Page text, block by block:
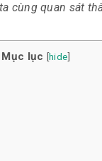
cùng quan sát
Mục lục [hide]